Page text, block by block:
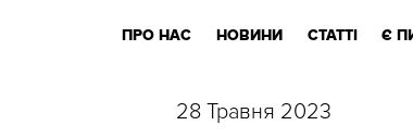
ПРО НАС НОВИНИ СТАТТІ Є
28 Травня 2023